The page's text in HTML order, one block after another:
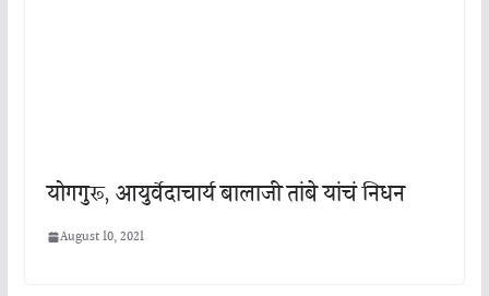
योगगुरू, आयुर्वेदाचार्य बालाजी तांबे यांचं निधन
August 10, 2021